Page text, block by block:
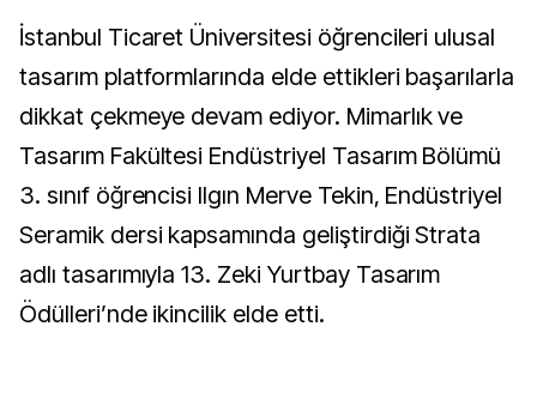
İstanbul Ticaret Üniversitesi öğrencileri ulusal
tasarım platformlarında elde ettikleri başarılarla
dikkat çekmeye devam ediyor. Mimarlık ve
Tasarım Fakültesi Endüstriyel Tasarım Bölümü
3. sınıf öğrencisi Ilgın Merve Tekin, Endüstriyel
Seramik dersi kapsamında geliştirdiği Strata
adlı tasarımıyla 13. Zeki Yurtbay Tasarım
Ödülleri’nde ikincilik elde etti.